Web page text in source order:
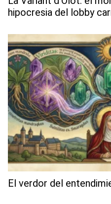
hipocresia del lobby
El verdor del